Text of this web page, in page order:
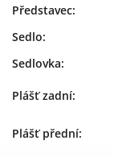
Představec:
Sedlo:
Sedlovka:
Plášť zadní:
Plášť přední: